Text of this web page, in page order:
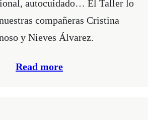
autocuidado… El Taller lo
compañeras Cristina
y Nieves Álvarez.
Read more